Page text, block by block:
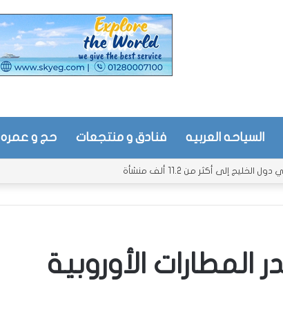
السياحه العربيه فنادق و منتجعات حج و عمره
إلى أكثر من 11.2 ألف منشأة
الأوروبية